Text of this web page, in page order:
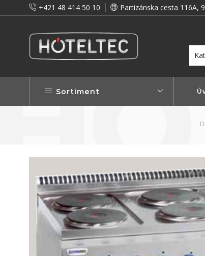
+421 48 414 50 10 Partizánska cesta 116A,
a preto vám prinášame vernostné zľavy!
Sortiment